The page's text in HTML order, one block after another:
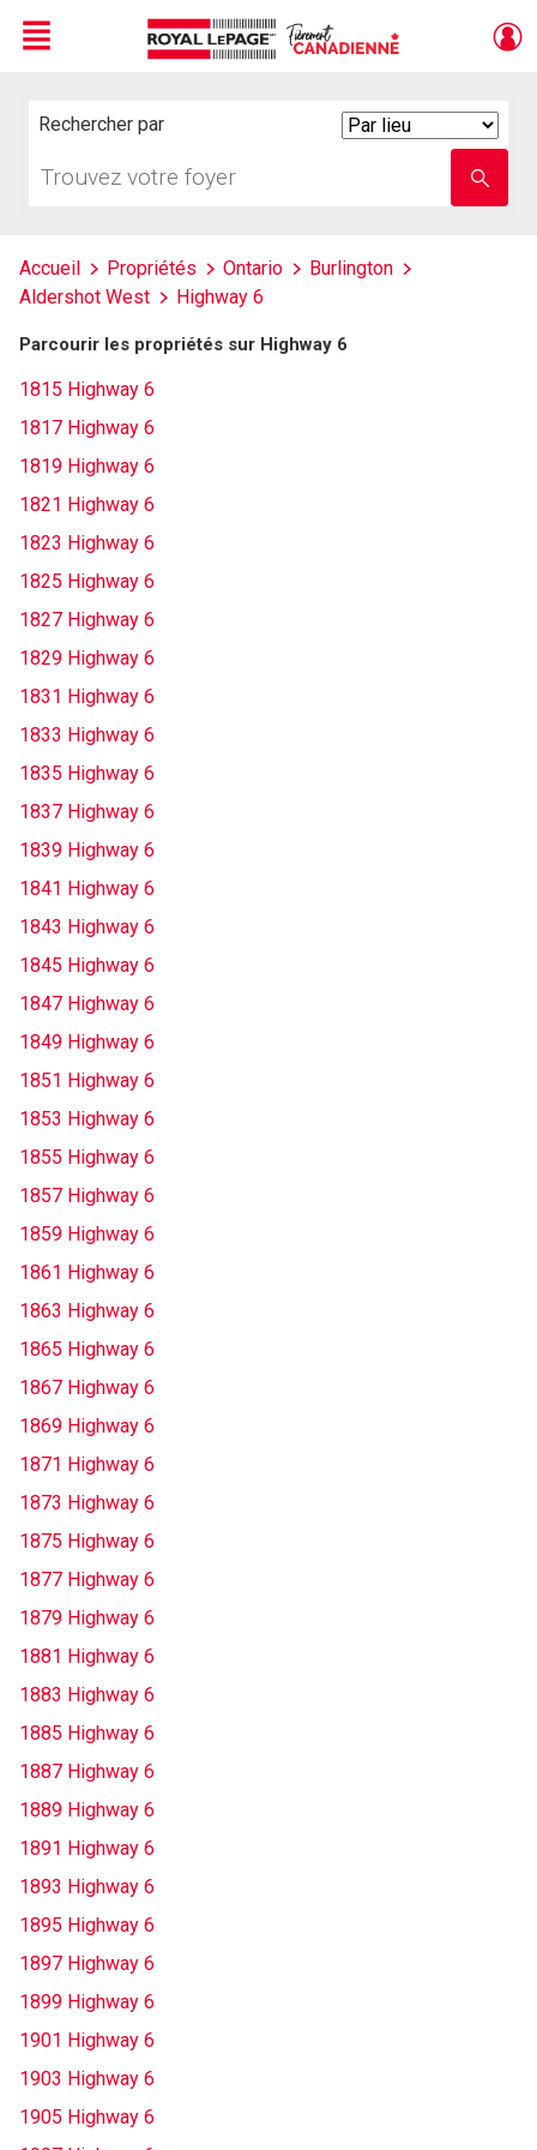
Menu
Rechercher par
votre
nom
Accueil Propriétés Ontario
Burlington
Aldershot West
Highway 6
Parcourir les propriétés sur Highway 6
1815 Highway 6
1817 Highway 6
1819 Highway 6
1821 Highway 6
1823 Highway 6
1825 Highway 6
1827 Highway 6
1829 Highway 6
1831 Highway 6
1833 Highway 6
1835 Highway 6
1837 Highway 6
1839 Highway 6
1841 Highway 6
1843 Highway 6
1845 Highway 6
1847 Highway 6
1849 Highway 6
1851 Highway 6
1853 Highway 6
1855 Highway 6
1857 Highway 6
1859 Highway 6
1861 Highway 6
1863 Highway 6
1865 Highway 6
1867 Highway 6
1869 Highway 6
1871 Highway 6
1873 Highway 6
1875 Highway 6
1877 Highway 6
1879 Highway 6
1881 Highway 6
1883 Highway 6
1885 Highway 6
1887 Highway 6
1889 Highway 6
1891 Highway 6
1893 Highway 6
1895 Highway 6
1897 Highway 6
1899 Highway 6
1901 Highway 6
1903 Highway 6
1905 Highway 6